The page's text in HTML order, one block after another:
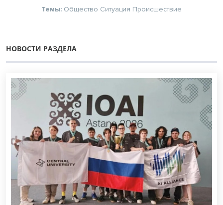
Темы: Общество Ситуация Происшествие
НОВОСТИ РАЗДЕЛА